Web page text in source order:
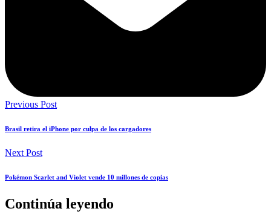
Previous Post
Brasil retira el iPhone por culpa de los cargadores
Next Post
Pokémon Scarlet and Violet vende 10 millones de copias
Continúa leyendo